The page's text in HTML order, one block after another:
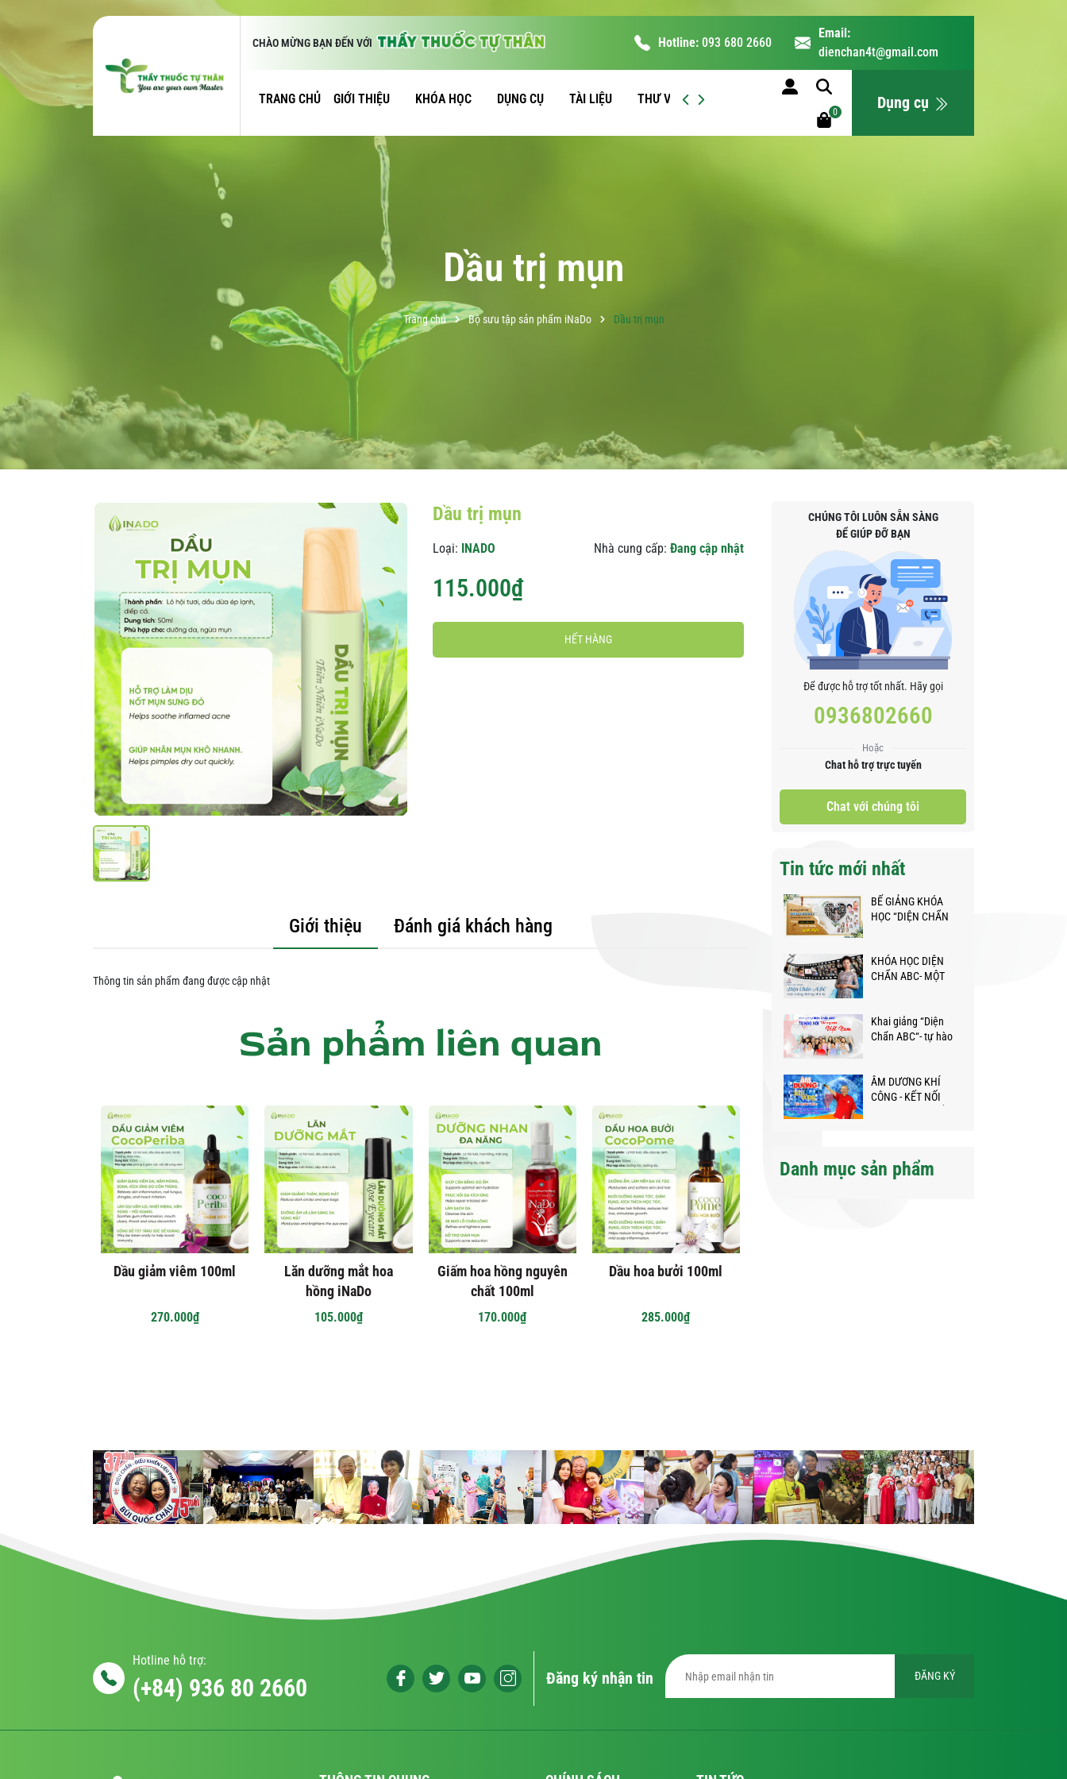
CHÀO MỪNG BẠN ĐẾN VỚI Hotline: 093 680 2660
Email:
dienchan4t@gmail.com
TRANG CHỦ GIỚI THIỆU KHÓA HỌC DỤNG CỤ TÀI LIỆU THƯ VIỆN
0 Dụng cụ
Dầu trị mụn
Trang chủ Bộ sưu tập sản phẩm iNaDo Dầu trị mụn
Dầu trị mụn
Loại: INADO Nhà cung cấp: Đang cập nhật
115.000₫
HẾT HÀNG
Giới thiệu Đánh giá khách hàng
Thông tin sản phẩm đang được cập nhật
Sản phẩm liên quan
Dầu giảm viêm 100ml
270.000₫
Lăn dưỡng mắt hoa
hồng iNaDo
105.000₫
Giấm hoa hồng nguyên
chất 100ml
170.000₫
Dầu hoa bưởi 100ml
285.000₫
CHÚNG TÔI LUÔN SẴN SÀNG
ĐỂ GIÚP ĐỠ BẠN
Để được hỗ trợ tốt nhất. Hãy gọi
0936802660
Hoặc
Chat hỗ trợ trực tuyến
Chat với chúng tôi
Tin tức mới nhất
BẾ GIẢNG KHÓA
HỌC “DIỆN CHẨN
TRÊN HÀNH TRÌNH
KỲ DIỆU
KHÓA HỌC DIỆN
CHẨN ABC- MỘT
Khai giảng “Diện
Chẩn ABC“- tự hào
ÂM DƯƠNG KHÍ
CÔNG - KẾT NỐI
Danh mục sản phẩm
Hotline hỗ trợ:
(+84) 936 80 2660 Đăng ký nhận tin ĐĂNG KÝ